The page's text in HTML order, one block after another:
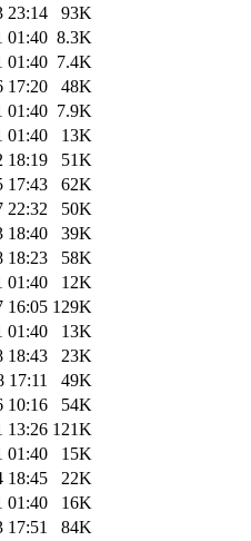
23:14
93K
01:40 8.3K
01:40 7.4K
17:20
48K
01:40 7.9K
01:40
13K
18:19
51K
17:43
62K
22:32
50K
18:40
39K
18:23
58K
01:40
12K
16:05 129K
01:40
13K
18:43
23K
17:11
49K
10:16
54K
13:26 121K
01:40
15K
18:45
22K
01:40
16K
17:51
84K